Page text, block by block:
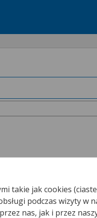
Kardiologiczna
takie jak cookies
podczas wizyty w
nas, jak i przez